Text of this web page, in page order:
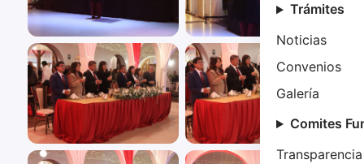
Trámites
Noticias
Convenios
Galería
Comites
Transparencia